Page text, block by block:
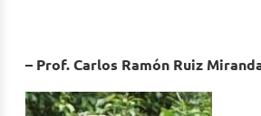
– Prof. Carlos Ramón Ruiz